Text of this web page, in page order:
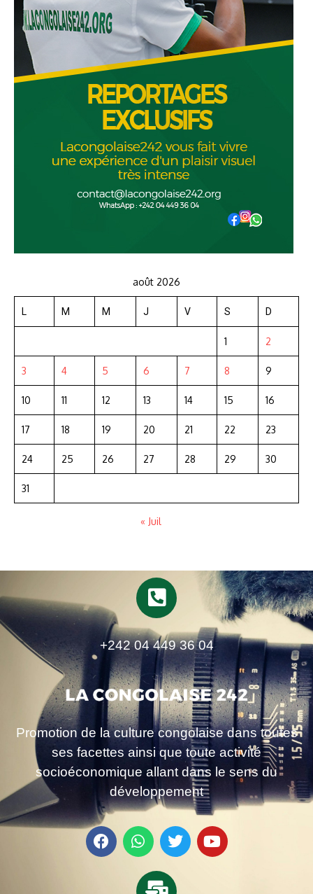
août 2026
L M M J V S D
1 2
3 4 5 6 7 8 9
10 11 12 13 14 15 16
17 18 19 20 21 22 23
24 25 26 27 28 29 30
31
« Juil
+242 04 449 36 04
Promotion de la culture congolaise dans toutes
ses facettes ainsi que toute activité
socioéconomique allant dans le sens du
développement